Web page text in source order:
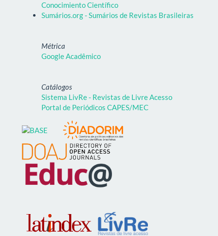
Conocimiento Científico
Sumários.org - Sumários de Revistas Brasileiras
Métrica
Google Acadêmico
Catálogos
Sistema LivRe - Revistas de Livre Acesso
Portal de Periódicos CAPES/MEC